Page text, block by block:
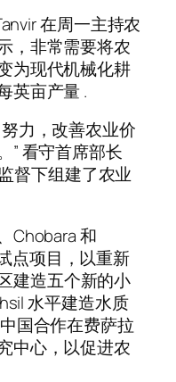
在周一主持农
，非常需要将农
为现代机械化耕
英亩产量 .
力，改善农业价
” 看守首席部长
督下组建了农业
Chobara 和
点项目，以重新
建造五个新的小
水平建造水质
国合作在费萨拉
中心，以促进农